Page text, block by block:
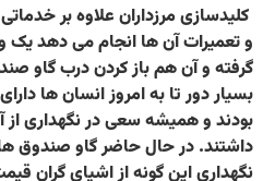
کلیدسازی مرزداران علاوه بر
و تعمیرات آن ها انجام می دهد یک
گرفته و آن هم باز کردن درب گاو
بسیار دور تا به امروز انسان ها
بودند و همیشه سعی در نگهداری
داشتند. در حال حاضر گاو صندوق
نگهداری این گونه از اشیای گران